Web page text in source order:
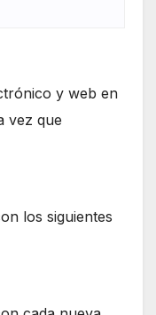
y web en
vez que
los siguientes